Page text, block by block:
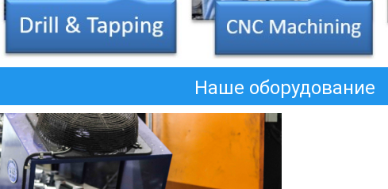
Наше оборудование